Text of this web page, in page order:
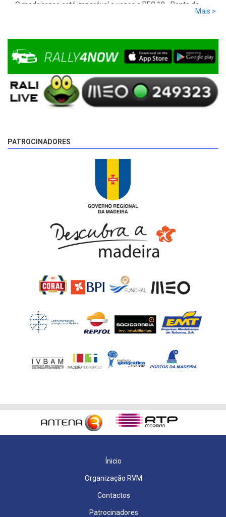
O madeirense está imparável e vence a PEC 18 - Ponta do
Pargo 2, com 00:08:08,0, mais 2,7s que Basso e mais 17,8sMais >
PATROCINADORES
Ínicio
Organização RVM
Contactos
Patrocinadores